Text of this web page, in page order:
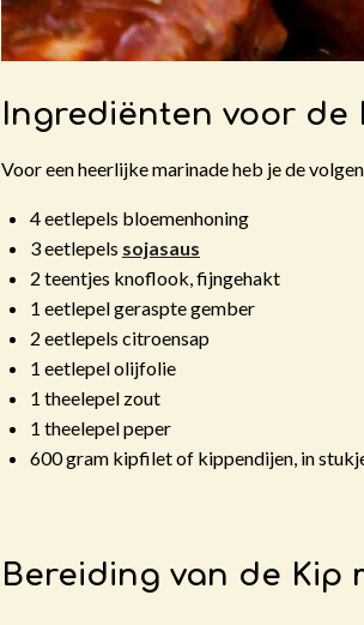
Ingrediënten voor de
Voor een heerlijke marinade heb je de
4 eetlepels bloemenhoning
3 eetlepels sojasaus
2 teentjes knoflook, fijngehakt
1 eetlepel geraspte gember
2 eetlepels citroensap
1 eetlepel olijfolie
1 theelepel zout
1 theelepel peper
600 gram kipfilet of kippendijen, in
Bereiding van de Kip